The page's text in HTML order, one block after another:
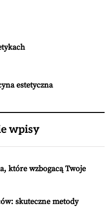
estetyczna
wpisy
które wzbogacą Twoje
skuteczne metody